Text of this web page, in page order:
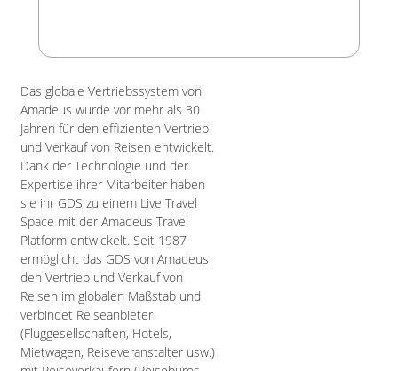
Das globale Vertriebssystem von
Amadeus wurde vor mehr als 30
Jahren für den effizienten Vertrieb
und Verkauf von Reisen entwickelt.
Dank der Technologie und der
Expertise ihrer Mitarbeiter haben
sie ihr GDS zu einem Live Travel
Space mit der Amadeus Travel
Platform entwickelt. Seit 1987
ermöglicht das GDS von Amadeus
den Vertrieb und Verkauf von
Reisen im globalen Maßstab und
verbindet Reiseanbieter
(Fluggesellschaften, Hotels,
Mietwagen, Reiseveranstalter usw.)